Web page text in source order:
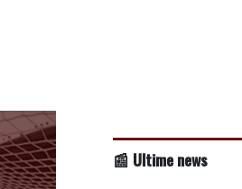
📰 Ultime news